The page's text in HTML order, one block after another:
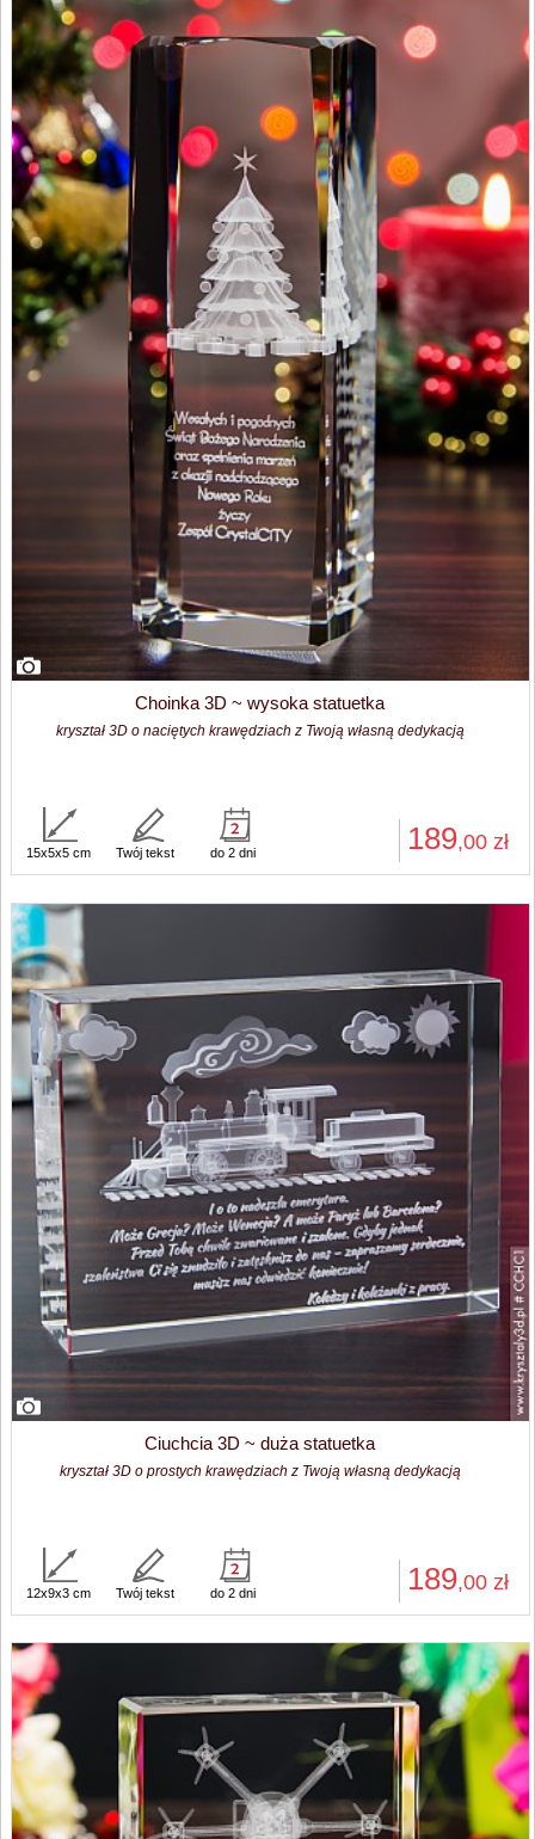
Choinka 3D ~ wysoka statuetka
kryształ 3D o naciętych krawędziach z Twoją własną dedykacją
189,00 zł
15x5x5 cm Twój tekst do 2 dni
Ciuchcia 3D ~ duża statuetka
kryształ 3D o prostych krawędziach z Twoją własną dedykacją
189,00 zł
12x9x3 cm Twój tekst do 2 dni